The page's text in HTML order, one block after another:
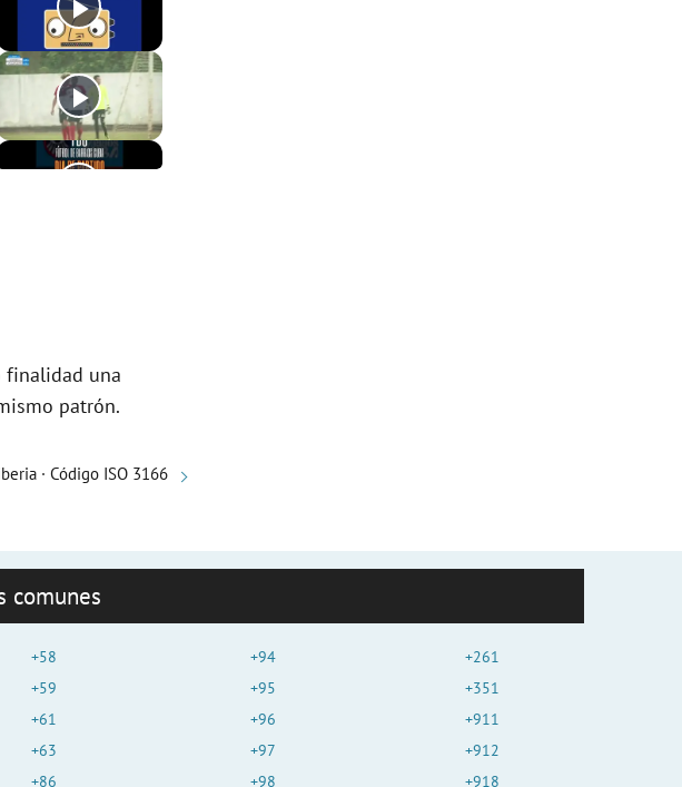
finalidad una
patrón.
· Código ISO 3166
comunes
+58
+59
+61
+63
+86
+94
+95
+96
+97
+98
+261
+351
+911
+912
+918